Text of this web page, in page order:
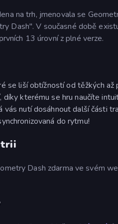
na trh, jmenovala se
Dash". V současné době
13 úrovní z plné verze.
se liší obtížností od těžkých až
díky kterému se hru naučíte
vás nutí dosáhnout další části
do rytmu!
Dash zdarma ve svém